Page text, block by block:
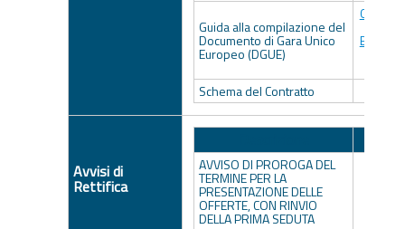
Guida alla compilazione del
Documento di Gara Unico
Europeo (DGUE)
Guida
Schema del Contratto
Avvisi di
Rettifica
AVVISO DI PROROGA DEL
TERMINE PER LA
PRESENTAZIONE DELLE
OFFERTE, CON RINVIO
DELLA PRIMA SEDUTA